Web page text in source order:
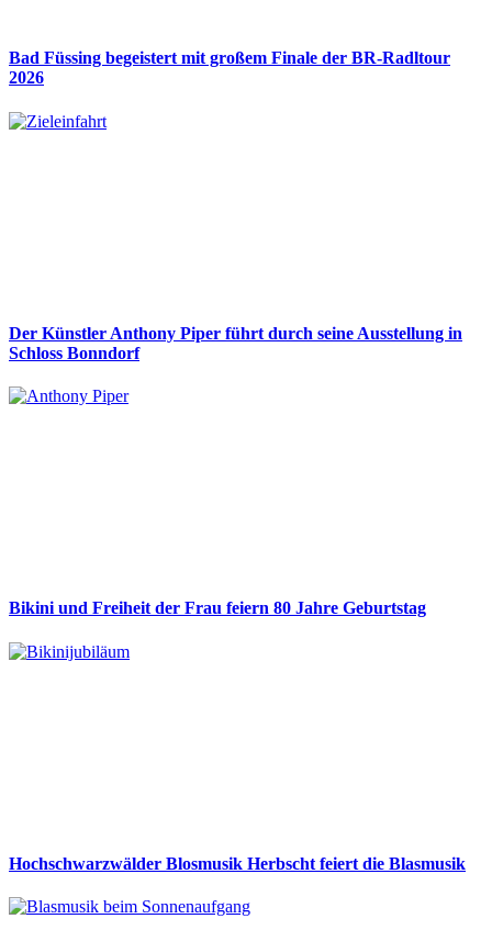
Bad Füssing begeistert mit großem Finale der BR-Radltour
2026
Der Künstler Anthony Piper führt durch seine Ausstellung in
Schloss Bonndorf
Bikini und Freiheit der Frau feiern 80 Jahre Geburtstag
Hochschwarzwälder Blosmusik Herbscht feiert die Blasmusik